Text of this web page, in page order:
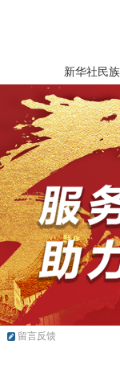
新华社民
留言反馈